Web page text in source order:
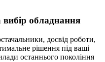
вибір обладнання
досвід роботи,
рішення під ваші
останнього покоління